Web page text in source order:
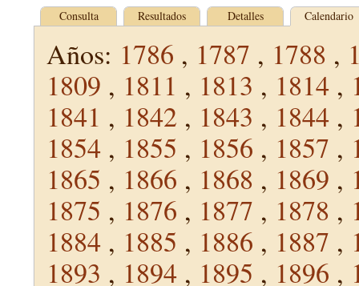
Consulta Resultados Detalles Calendario
Años: 1786 , 1787 , 1788 ,
1809 , 1811 , 1813 , 1814 ,
1841 , 1842 , 1843 , 1844 ,
1854 , 1855 , 1856 , 1857 ,
1865 , 1866 , 1868 , 1869 ,
1875 , 1876 , 1877 , 1878 ,
1884 , 1885 , 1886 , 1887 ,
1893 , 1894 , 1895 , 1896 ,